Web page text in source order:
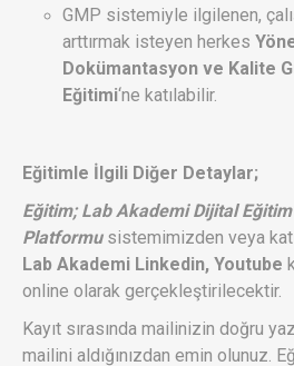
GMP sistemiyle ilgilenen,
arttırmak isteyen herkes
Dokümantasyon ve Kalite
Eğitimi‘ne katılabilir.
Eğitimle İlgili Diğer Detaylar;
Eğitim; Lab Akademi Dijital Eğitim
Platformu sistemimizden veya
Lab Akademi Linkedin, Youtube
online olarak gerçekleştirilecektir.
Kayıt sırasında mailinizin doğru
mailini aldığınızdan emin olunuz.